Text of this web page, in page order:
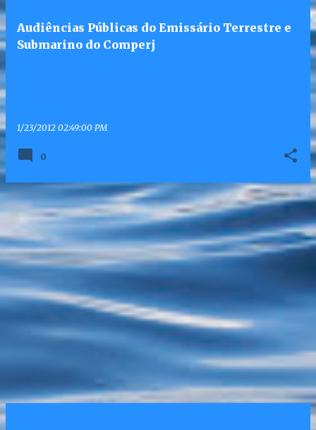
Audiências Públicas do Emissário Terrestre e
Submarino do Comperj
1/23/2012 02:49:00 PM
0